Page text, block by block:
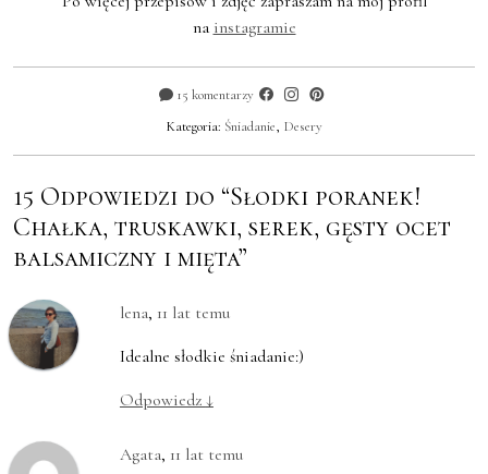
na instagramie
15 komentarzy
Kategoria: Śniadanie, Desery
15 Odpowiedzi do “Słodki poranek!
Chałka, truskawki, serek, gęsty ocet
balsamiczny i mięta”
lena, 11 lat temu
Idealne słodkie śniadanie:)
Odpowiedz ↓
Agata, 11 lat temu